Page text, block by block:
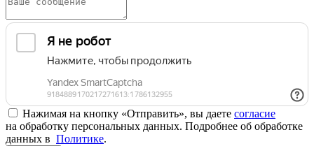
Нажимая на кнопку «Отправить», вы даете согласие
на обработку персональных данных. Подробнее об обработке
данных в Политике.